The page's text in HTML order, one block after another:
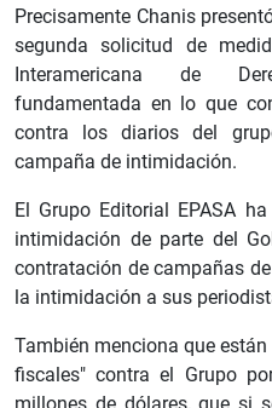
Precisamente Chanis
segunda solicitud de
Interamericana de
fundamentada en lo que
contra los diarios del
campaña de intimidación.
El Grupo Editorial EPASA
intimidación de parte del
contratación de campañas
la intimidación a sus
También menciona que
fiscales" contra el Grupo
millones de dólares, que si